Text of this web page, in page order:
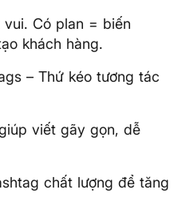
Có plan = biến
khách hàng.
– Thứ kéo tương tác
viết gãy gọn, dễ
chất lượng để tăng